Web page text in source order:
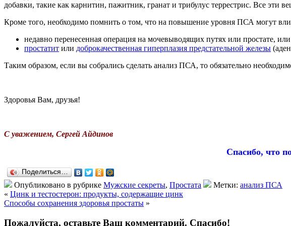
добавки, такие как карнитин, пажитник, гранат и трибулус террестрис. Все эти
Кроме того, необходимо помнить о том, что на повышение уровня ПСА могут
недавно перенесенная операция на мочевыводящих путях или простате,
простатит или доброкачественная гиперплазия предстательной железы
Таким образом, если вы собрались сделать анализ ПСА, то обязательно
Здоровья Вам, друзья!
С уважением, Сергей Айдинов
Спасибо, что
Поделиться…
Опубликовано в рубрике Мужские секреты, Простата Метки: анализ ПСА
« Цинк и тестостерон: продукты, содержащие цинк
Способы сохранения здоровья простаты »
Пожалуйста, оставьте Ваш комментарий. Спасибо!